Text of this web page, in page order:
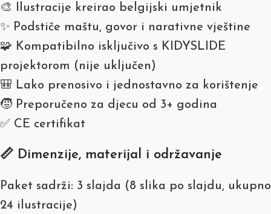
🎨 Ilustracije kreirao belgijski umjetnik
✨ Podstiče maštu, govor i narativne vještine
🧩 Kompatibilno isključivo s KIDYSLIDE
projektorom (nije uključen)
🎒 Lako prenosivo i jednostavno za korištenje
🧒 Preporučeno za djecu od 3+ godina
✅ CE certifikat
📏 Dimenzije, materijal i održavanje
Paket sadrži: 3 slajda (8 slika po slajdu, ukupno
24 ilustracije)